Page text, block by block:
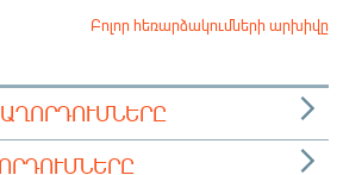
Բոլոր հեռարձակումների արխիվը